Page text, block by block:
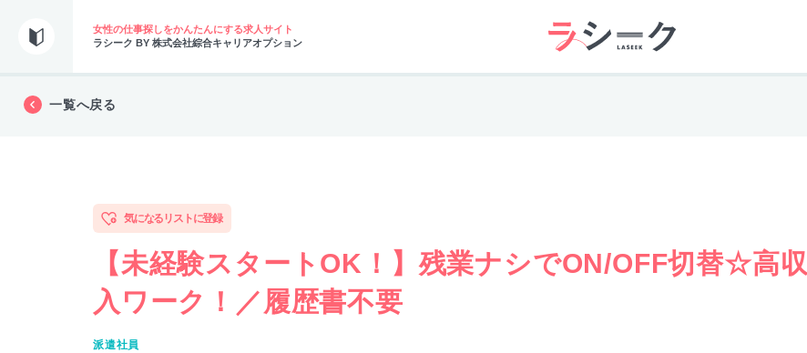
女性の仕事探しをかんたんにする求人サイト
ラシーク BY 株式会社綜合キャリアオプション
一覧へ戻る
気になるリストに登録
【未経験スタートOK！】残業ナシでON/OFF切替☆高収
入ワーク！／履歴書不要
派遣社員